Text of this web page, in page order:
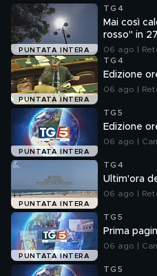
PUNTATA INTERA
TG4
Mai così
rosso" in
06 ago |
PUNTATA INTERA
TG4
Edizione
06 ago |
PUNTATA INTERA
TG5
Edizione
06 ago |
PUNTATA INTERA
TG4
Ultim'ora
06 ago |
PUNTATA INTERA
TG5
Prima
06 ago |
TG5